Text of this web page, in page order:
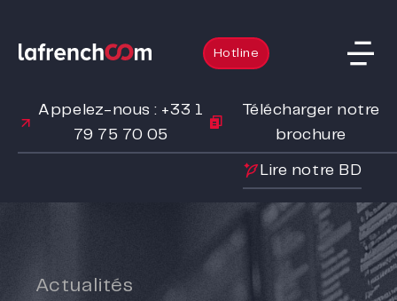
Hotline
Appelez-nous : +33 1
79 75 70 05
Télécharger notre
brochure
Lire notre BD
Actualités